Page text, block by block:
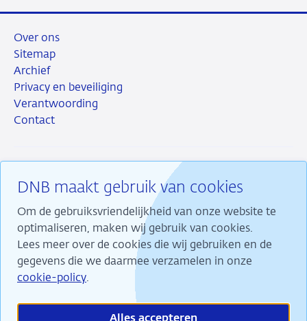
DNB maakt gebruik van cookies
Om de gebruiksvriendelijkheid van onze website te
optimaliseren, maken wij gebruik van cookies.
Lees meer over de cookies die wij gebruiken en de
gegevens die we daarmee verzamelen in onze
cookie-policy.
Over ons
Sitemap
Archief
Privacy en beveiliging
Verantwoording
Contact
RSS InstagramLinkedin
X
Wij maken ons sterk voor financiële stabiliteit en
dragen daarmee bij aan duurzame welvaart in